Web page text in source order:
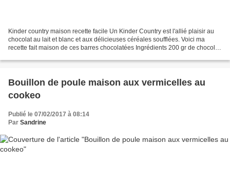
Kinder country maison recette facile Un Kinder Country est l'allié plaisir au
chocolat au lait et blanc et aux délicieuses céréales soufflées. Voici ma
recette fait maison de ces barres chocolatées Ingrédients 200 gr de chocolat
Bouillon de poule maison aux vermicelles au
cookeo
Publié le 07/02/2017 à 08:14
Par Sandrine